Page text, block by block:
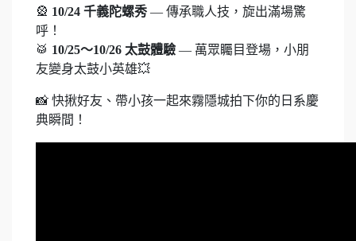
🎡 10/24 千義陀螺秀 — 傳承職人技，旋出滿場驚
呼！
🥁 10/25～10/26 太鼓體驗 — 萬眾矚目登場，小朋
友變身太鼓小英雄💥
📸 快揪好友、帶小孩一起來霧隱城拍下你的日系慶
典瞬間！